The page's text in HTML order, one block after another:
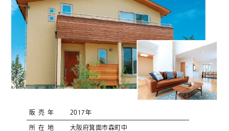
販売年 2017年
所在地 大阪府箕面市森町中